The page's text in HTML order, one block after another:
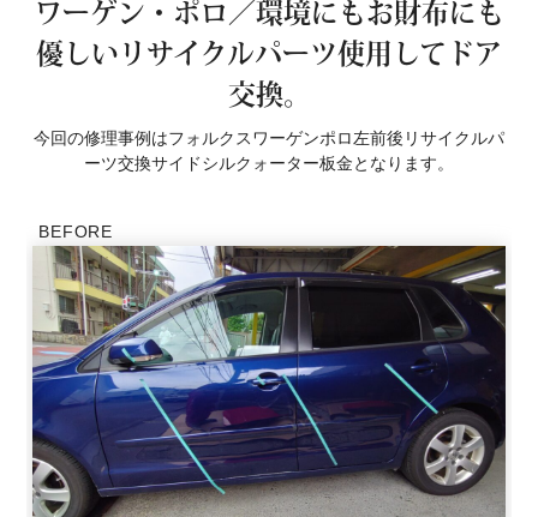
ワーゲン・ポロ／環境にもお財布にも
優しいリサイクルパーツ使用してドア
交換。
今回の修理事例はフォルクスワーゲンポロ左前後リサイクルパ
ーツ交換サイドシルクォーター板金となります。
BEFORE